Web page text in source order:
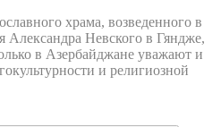
храма, возведенного в
Александра Невского в Гяндже,
в Азербайджане уважают и
и религиозной